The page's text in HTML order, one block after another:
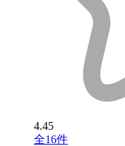
4.45
全16件